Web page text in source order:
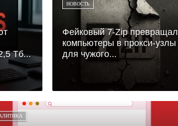
Тб...
НОВОСТЬ
Фейковый 7-Zip превращал
компьютеры в прокси-узлы
для чужого...